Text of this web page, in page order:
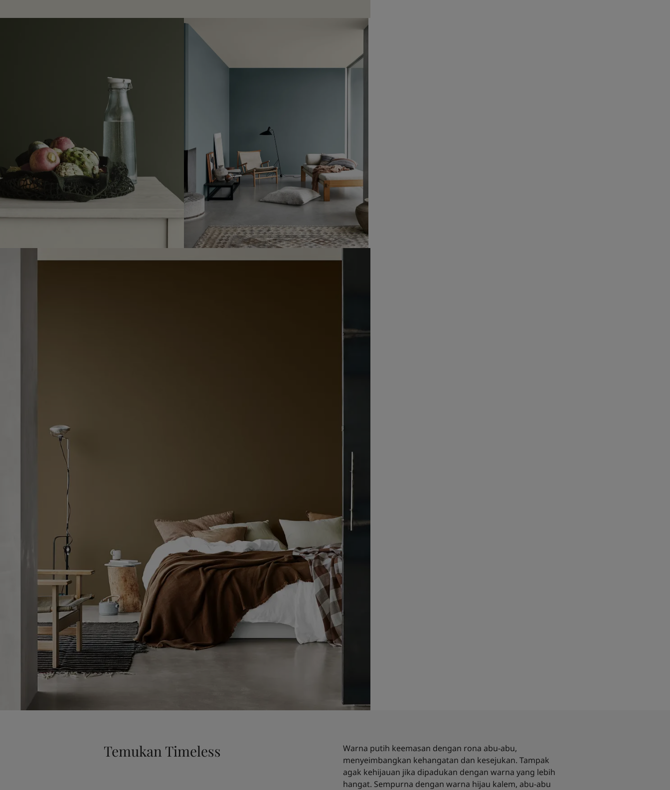
Temukan Timeless
Warna putih keemasan dengan rona abu-abu,
menyeimbangkan kehangatan dan kesejukan. Tampak
agak kehijauan jika dipadukan dengan warna yang lebih
hangat. Sempurna dengan warna hijau kalem, abu-abu